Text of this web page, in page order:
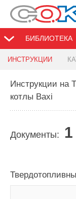
БИБЛИОТЕКА
ИНСТРУКЦИИ
Инструкции на
котлы Baxi
Документы: 1